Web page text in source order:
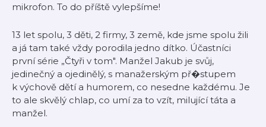
mikrofon. To do příště vylepšíme!
13 let spolu, 3 děti, 2 firmy, 3 země, kde jsme spolu žili
a já tam také vždy porodila jedno dítko. Účastníci
první série „Čtyři v tom". Manžel Jakub je svůj,
jedinečný a ojedinělý, s manažerským př�stupem
k výchově dětí a humorem, co nesedne každému. Je
to ale skvělý chlap, co umí za to vzít, milující táta a
manžel.